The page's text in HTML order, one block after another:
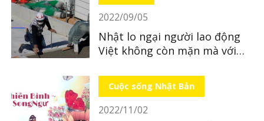
2022/09/05
Nhật lo ngại người lao động
Việt không còn mặn mà với
Cuộc sống Nhật Bản
2022/11/02